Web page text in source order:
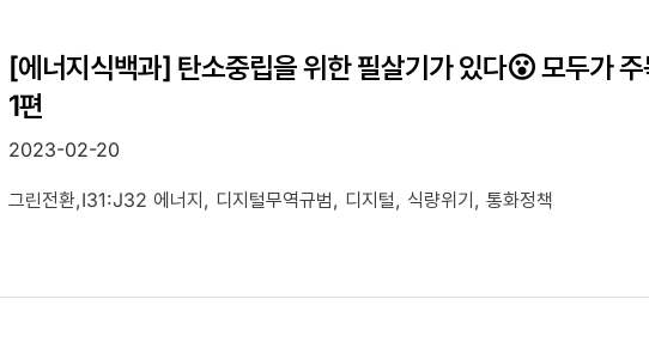
[에너지식백과] 탄소중립을 위한 필살기가 있다😮 모두가
1편
2023-02-20
그린전환,I31:J32 에너지, 디지털무역규범, 디지털, 식량위기, 통화정책